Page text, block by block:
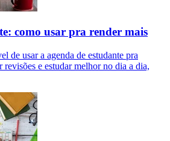
como usar pra render mais
de usar a agenda de estudante pra
revisões e estudar melhor no dia a dia,